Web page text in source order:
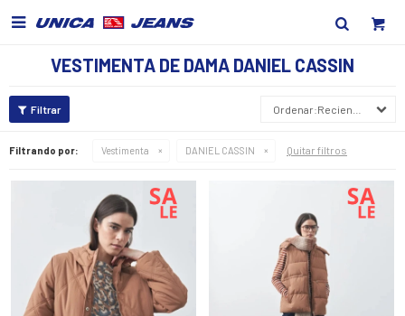

VESTIMENTA DE DAMA DANIEL CASSIN
Recientes
Filtrando por: Vestimenta DANIEL CASSIN Quitar filtros